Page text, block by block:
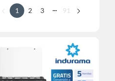
1 2 3 ... 91